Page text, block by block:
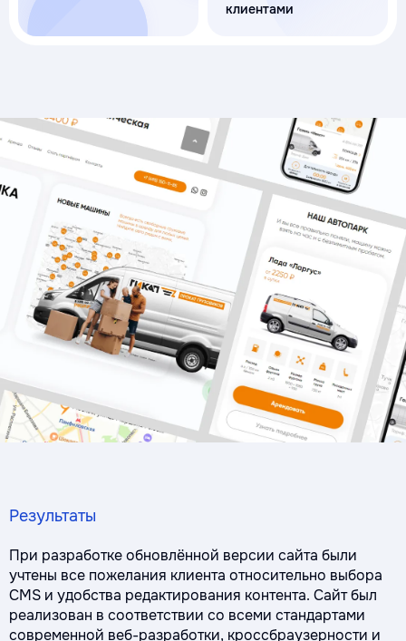
клиентами
Результаты
При разработке обновлённой версии сайта были
учтены все пожелания клиента относительно выбора
CMS и удобства редактирования контента. Сайт был
реализован в соответствии со всеми стандартами
современной веб-разработки, кроссбраузерности и